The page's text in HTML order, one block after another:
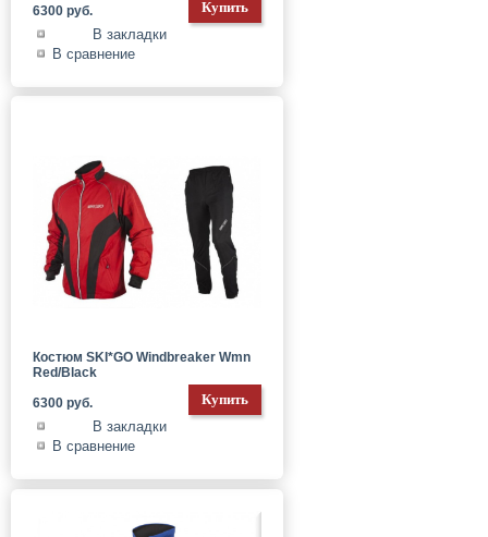
6300 руб.
В закладки
В сравнение
Костюм SKI*GO Windbreaker Wmn
Red/Black
6300 руб.
В закладки
В сравнение